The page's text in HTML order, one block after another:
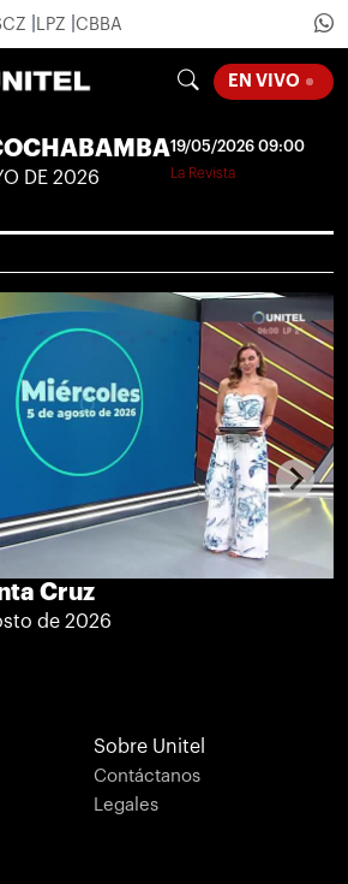
LPZ CBBA
EN VIVO
DE 2026
19/05/2026 09:00
La Revista
Cruz
de 2026
Sobre Unitel
Contáctanos
Legales